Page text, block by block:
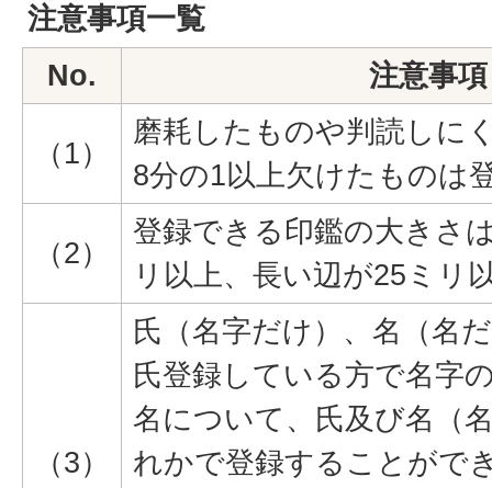
注意事項一覧
No.
注意事項
（1）
磨耗したものや判読しに
8分の1以上欠けたものは
（2）
登録できる印鑑の大きさ
リ以上、長い辺が25ミリ
（3）
氏（名字だけ）、名（名
氏登録している方で名字
名について、氏及び名（
れかで登録することがで